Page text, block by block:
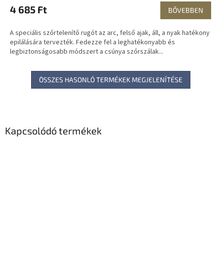
Kapcsolódó termékek
4 685 Ft BŐVEBBEN
A speciális szőrtelenítő rugót az arc, felső ajak, áll, a nyak hatékony
epilálására tervezték. Fedezze fel a leghatékonyabb és
legbiztonságosabb módszert a csúnya szőrszálak...
ÖSSZES HASONLÓ TERMÉKEK MEGJELENÍTÉSE